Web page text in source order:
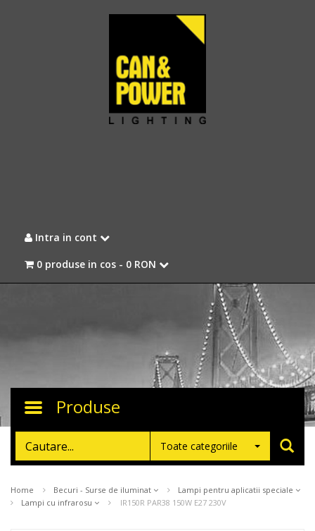
Intra in cont
0 produse in cos - 0 RON
Toggle
Produse
Toate categoriile
Home Becuri - Surse de iluminat
Lampi pentru aplicatii speciale
Lampi cu infrarosu
IR150R PAR38 150W E27 230V